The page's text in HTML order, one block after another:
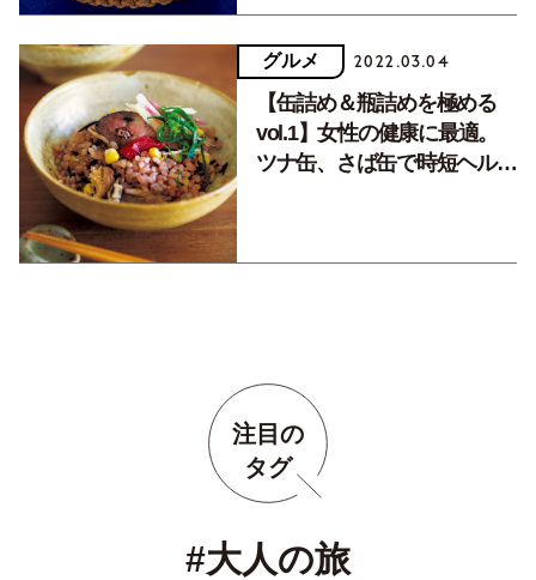
グルメ 2022.03.04
【缶詰め＆瓶詰めを極める
vol.1】女性の健康に最適。
ツナ缶、さば缶で時短ヘルシ
注目の
タグ
#大人の旅